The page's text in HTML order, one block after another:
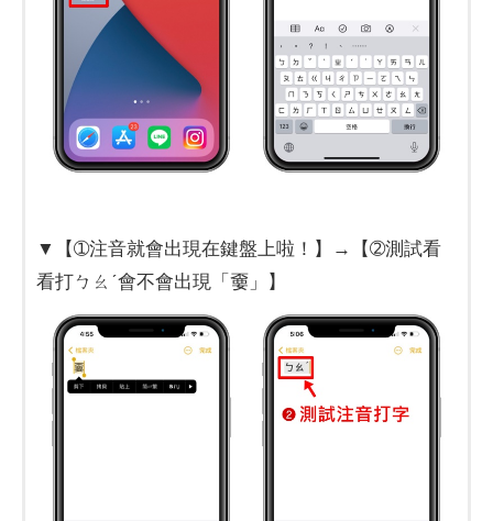
▼【➀注音就會出現在鍵盤上啦！】→【➁測試看
看打ㄅㄠˊ會不會出現「嫑」】